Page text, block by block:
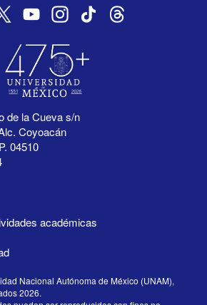
de la Cueva s/n
Coyoacán
04510
académicas
Nacional Autónoma de México (UNAM),
2026.